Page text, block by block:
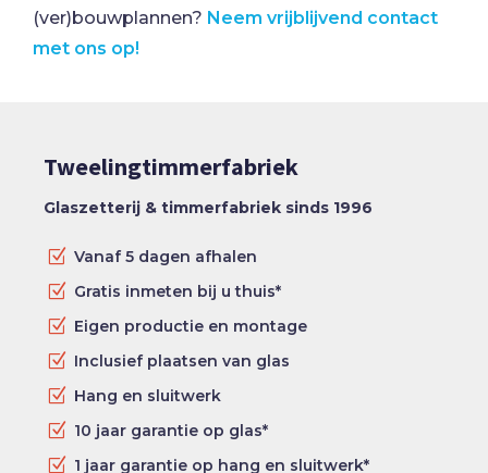
(ver)bouwplannen? Neem vrijblijvend contact
met ons op!
Tweelingtimmerfabriek
Glaszetterij & timmerfabriek sinds 1996
Z Vanaf 5 dagen afhalen
Z Gratis inmeten bij u thuis*
Z Eigen productie en montage
Z Inclusief plaatsen van glas
Z Hang en sluitwerk
Z 10 jaar garantie op glas*
Z 1 jaar garantie op hang en sluitwerk*